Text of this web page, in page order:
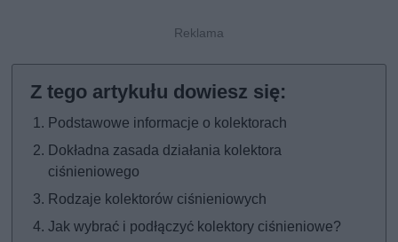
Podstawowe informacje o kolektorach
Dokładna zasada działania kolektora
ciśnieniowego
Rodzaje kolektorów ciśnieniowych
Jak wybrać i podłączyć kolektory ciśnieniowe?